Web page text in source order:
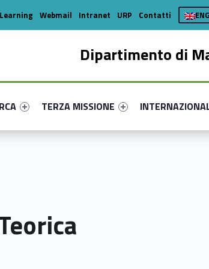
Dipartimento di
primary-88001-16
#link-menu-primary-23486-35
Link identifier #link-menu-primary-21957-
TERZA MISSIONE
Link identifier
Webmail Intranet URP Contatti ENG